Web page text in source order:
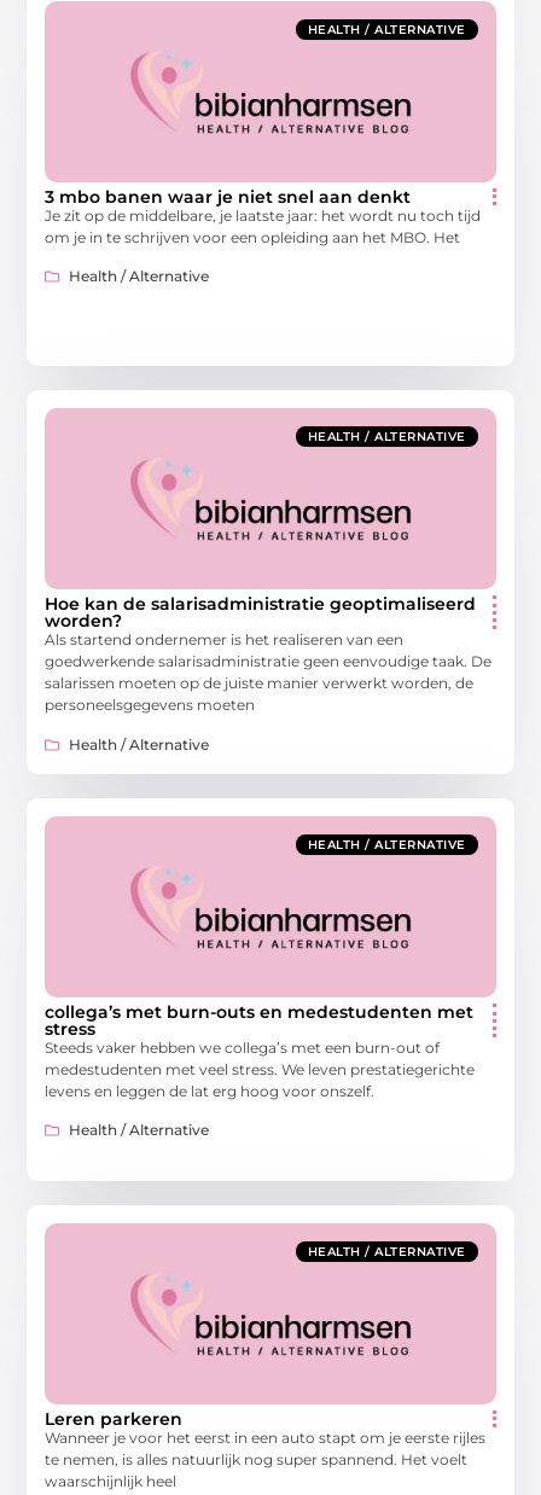
HEALTH / ALTERNATIVE
3 mbo banen waar je niet snel aan denkt
Je zit op de middelbare, je laatste jaar: het wordt nu toch tijd
om je in te schrijven voor een opleiding aan het MBO. Het
Health / Alternative
HEALTH / ALTERNATIVE
Hoe kan de salarisadministratie geoptimaliseerd
worden?
Als startend ondernemer is het realiseren van een
goedwerkende salarisadministratie geen eenvoudige taak. De
salarissen moeten op de juiste manier verwerkt worden, de
personeelsgegevens moeten
Health / Alternative
HEALTH / ALTERNATIVE
collega’s met burn-outs en medestudenten met
stress
Steeds vaker hebben we collega’s met een burn-out of
medestudenten met veel stress. We leven prestatiegerichte
levens en leggen de lat erg hoog voor onszelf.
Health / Alternative
HEALTH / ALTERNATIVE
Leren parkeren
Wanneer je voor het eerst in een auto stapt om je eerste rijles
te nemen, is alles natuurlijk nog super spannend. Het voelt
waarschijnlijk heel